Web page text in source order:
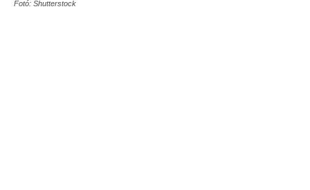
Fotó: Shutterstock